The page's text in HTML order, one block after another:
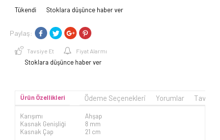
Tükendi Stoklara düşünce haber ver
Paylaş:
Tavsiye Et Fiyat Alarmı
Stoklara düşünce haber ver
Ürün Özellikleri Ödeme Seçenekleri Yorumlar
Karışımı
Ahşap
Kasnak Genişliği
8 mm
Kasnak Çap
21 cm